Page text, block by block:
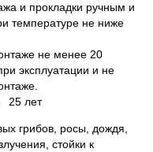
и прокладки ручным и
температуре не ниже
не менее 20
эксплуатации и не
25 лет
грибов, росы, дождя,
стойки к